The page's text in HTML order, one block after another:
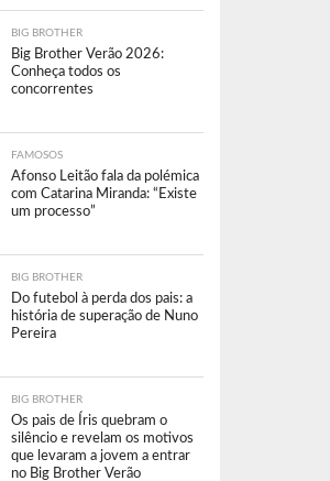
BIG BROTHER
Big Brother Verão 2026:
Conheça todos os
concorrentes
FAMOSOS
Afonso Leitão fala da polémica
com Catarina Miranda: “Existe
um processo”
BIG BROTHER
Do futebol à perda dos pais: a
história de superação de Nuno
Pereira
BIG BROTHER
Os pais de Íris quebram o
silêncio e revelam os motivos
que levaram a jovem a entrar
no Big Brother Verão